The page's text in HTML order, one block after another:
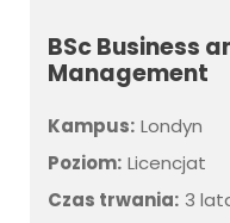
BSc Business
Management
Kampus: Londyn
Poziom: Licencjat
Czas trwania: 3